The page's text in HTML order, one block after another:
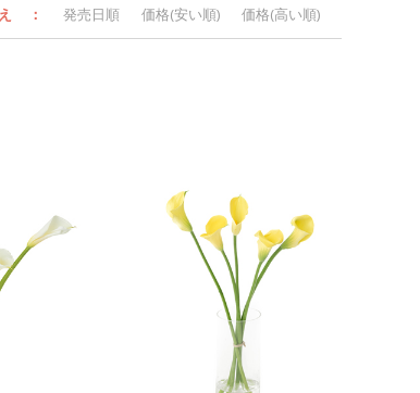
： 発売日順 価格(安い順) 価格(高い順)